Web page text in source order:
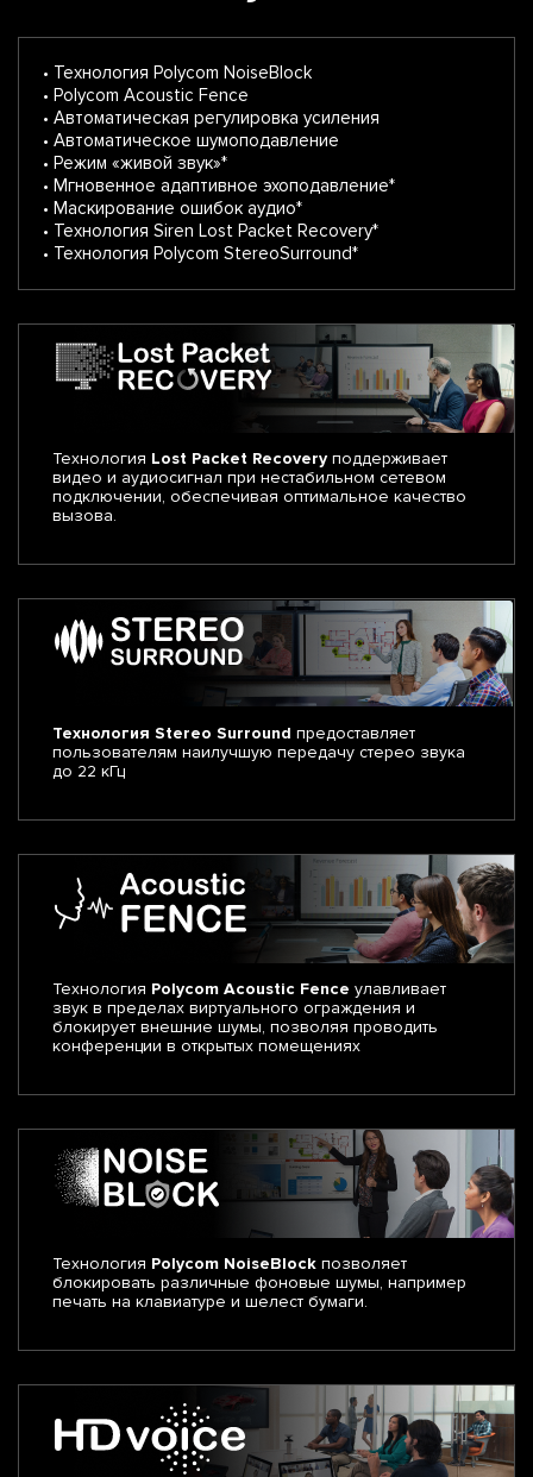
• Технология Polycom NoiseBlock
• Polycom Acoustic Fence
• Автоматическая регулировка усиления
• Автоматическое шумоподавление
• Режим «живой звук»*
• Мгновенное адаптивное эхоподавление*
• Маскирование ошибок аудио*
• Технология Siren Lost Packet Recovery*
• Технология Polycom StereoSurround*
Технология Lost Packet Recovery поддерживает
видео и аудиосигнал при нестабильном сетевом
подключении, обеспечивая оптимальное качество
вызова.
Технология Stereo Surround предоставляет
пользователям наилучшую передачу стерео звука
до 22 кГц
Технология Polycom Acoustic Fence улавливает
звук в пределах виртуального ограждения и
блокирует внешние шумы, позволяя проводить
конференции в открытых помещениях
Технология Polycom NoiseBlock позволяет
блокировать различные фоновые шумы, например
печать на клавиатуре и шелест бумаги.